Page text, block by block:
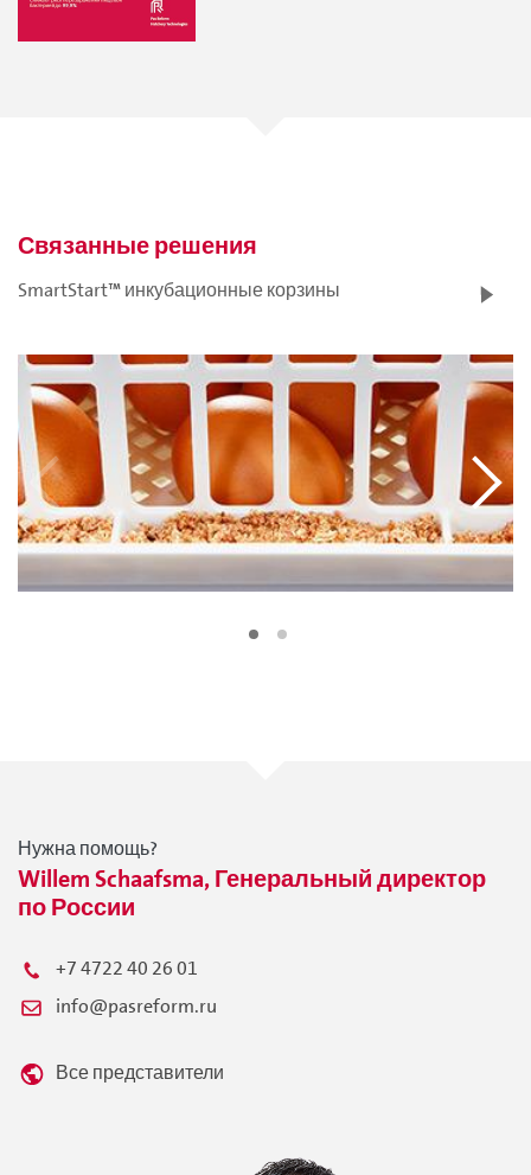
Связанные решения
SmartStart™ инкубационные корзины
Нужна помощь?
Willem Schaafsma, Генеральный директор
по России
+7 4722 40 26 01
info@pasreform.ru
Все представители